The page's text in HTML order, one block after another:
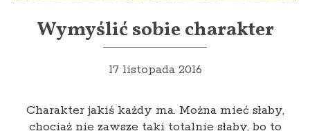
Wymyślić sobie charakter
17 listopada 2016
Charakter jakiś każdy ma. Można mieć słaby,
chociaż nie zawsze taki totalnie słaby, bo to